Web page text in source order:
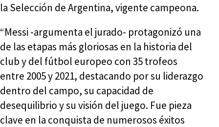
la Selección de Argentina, vigente campeona.
“Messi -argumenta el jurado- protagonizó una
de las etapas más gloriosas en la historia del
club y del fútbol europeo con 35 trofeos
entre 2005 y 2021, destacando por su liderazgo
dentro del campo, su capacidad de
desequilibrio y su visión del juego. Fue pieza
clave en la conquista de numerosos éxitos